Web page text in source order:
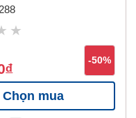
đ
-50%
Chọn mua